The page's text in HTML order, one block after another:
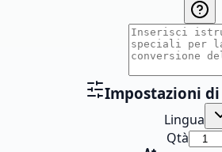
Impostazioni
Lingua
Qtà